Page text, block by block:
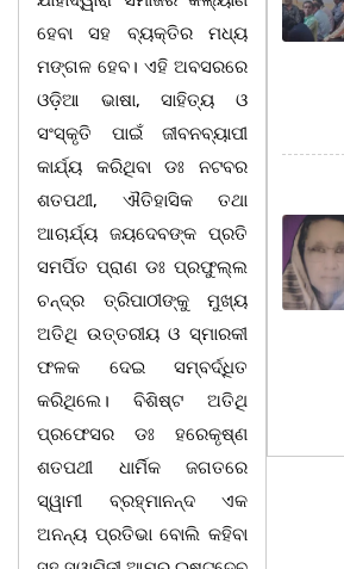
ହେବା ସହ ବ୍ୟକ୍ତିର ମଧ୍ୟ
ମଙ୍ଗଳ ହେବ। ଏହି ଅବସରରେ
ଓଡ଼ିଆ ଭାଷା, ସାହିତ୍ୟ ଓ
ସଂସ୍କୃତି ପାଇଁ ଜୀବନବ୍ୟାପୀ
କାର୍ଯ୍ୟ କରିଥିବା ଡଃ ନଟବର
ଶତପଥୀ, ଐତିହାସିକ ତଥା
ଆଚାର୍ଯ୍ୟ ଜୟଦେବଙ୍କ ପ୍ରତି
ସମର୍ପିତ ପ୍ରାଣ ଡଃ ପ୍ରଫୁଲ୍ଲ
ଚନ୍ଦ୍ର ତ୍ରିପାଠୀଙ୍କୁ ମୁଖ୍ୟ
ଅତିଥି ଉତ୍ତରୀୟ ଓ ସ୍ମାରକୀ
ଫଳକ ଦେଇ ସମ୍ବର୍ଦ୍ଧିତ
କରିଥିଲେ। ବିଶିଷ୍ଟ ଅତିଥି
ପ୍ରଫେସର ଡଃ ହରେକୃଷ୍ଣ
ଶତପଥୀ ଧାର୍ମିକ ଜଗତରେ
ସ୍ୱାମୀ ବ୍ରହ୍ମାନନ୍ଦ ଏକ
ଅନନ୍ୟ ପ୍ରତିଭା ବୋଲି କହିବା